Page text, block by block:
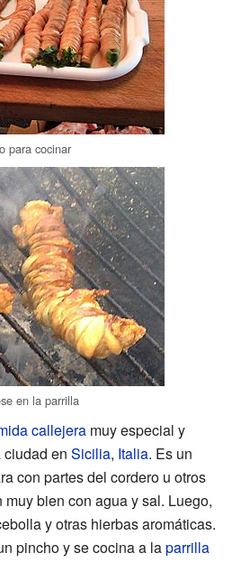
para cocinar
en la parrilla
callejera muy especial y
ciudad en Sicilia, Italia. Es un
con partes del cordero u otros
bien con agua y sal. Luego,
y otras hierbas aromáticas.
pincho y se cocina a laparrilla